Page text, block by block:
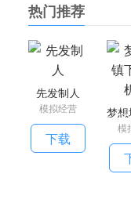
人口发展进行长期规
手机游戏简评
考验玩家智慧的多面
要用自己的聪明才智
决定可能导致国家的
热门推荐
先发制人
模拟经营
下载
模